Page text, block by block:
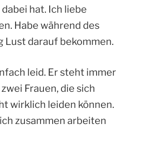
hat. Ich liebe
Habe während des
Lust darauf bekommen.
leid. Er steht immer
Frauen, die sich
wirklich leiden können.
zusammen arbeiten